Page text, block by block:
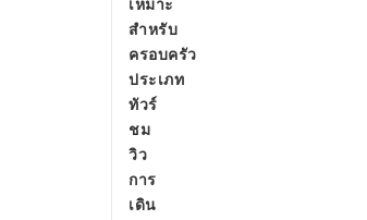
เหมาะ
สำหรับ
ครอบครัว
ประเภท
ทัวร์
ชม
วิว
การ
เดิน